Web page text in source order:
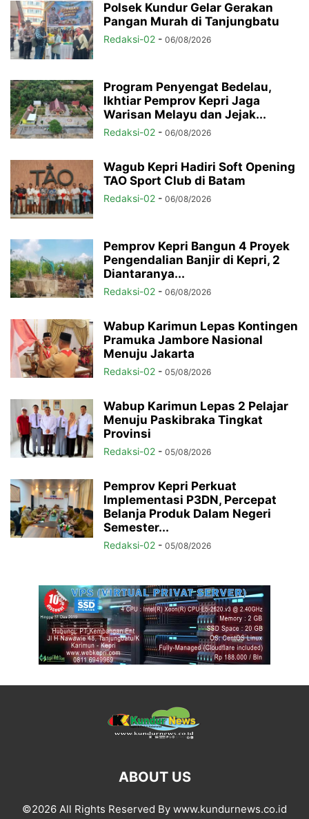
Polsek Kundur Gelar Gerakan
Pangan Murah di Tanjungbatu
Redaksi-02 - 06/08/2026
Program Penyengat Bedelau,
Ikhtiar Pemprov Kepri Jaga
Warisan Melayu dan Jejak...
Redaksi-02 - 06/08/2026
Wagub Kepri Hadiri Soft Opening
TAO Sport Club di Batam
Redaksi-02 - 06/08/2026
Pemprov Kepri Bangun 4 Proyek
Pengendalian Banjir di Kepri, 2
Diantaranya...
Redaksi-02 - 06/08/2026
Wabup Karimun Lepas Kontingen
Pramuka Jambore Nasional
Menuju Jakarta
Redaksi-02 - 05/08/2026
Wabup Karimun Lepas 2 Pelajar
Menuju Paskibraka Tingkat
Provinsi
Redaksi-02 - 05/08/2026
Pemprov Kepri Perkuat
Implementasi P3DN, Percepat
Belanja Produk Dalam Negeri
Semester...
Redaksi-02 - 05/08/2026
ABOUT US
©2026 All Rights Reserved By www.kundurnews.co.id